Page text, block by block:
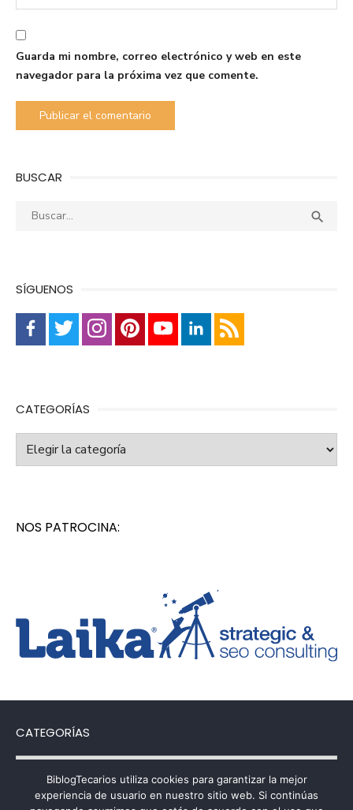
Guarda mi nombre, correo electrónico y web en este
navegador para la próxima vez que comente.
BUSCAR
Buscar: 
SÍGUENOS
CATEGORÍAS
Categorías
NOS PATROCINA:
CATEGORÍAS
Categorías
BiblogTecarios utiliza cookies para garantizar la mejor
experiencia de usuario en nuestro sitio web. Si continúas